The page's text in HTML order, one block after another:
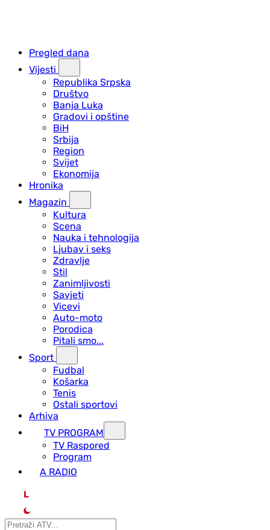
Pregled dana
Vijesti
Republika Srpska
Društvo
Banja Luka
Gradovi i opštine
BiH
Srbija
Region
Svijet
Ekonomija
Hronika
Magazin
Kultura
Scena
Nauka i tehnologija
Ljubav i seks
Zdravlje
Stil
Zanimljivosti
Savjeti
Vicevi
Auto-moto
Porodica
Pitali smo...
Sport
Fudbal
Košarka
Tenis
Ostali sportovi
Arhiva
TV PROGRAM
ТV Raspored
Program
A RADIO
L